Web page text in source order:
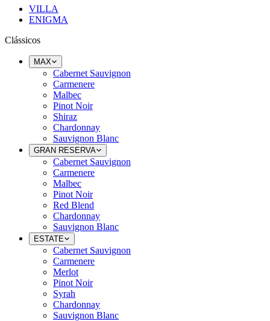
VILLA
ENIGMA
Clássicos
MAX
Cabernet Sauvignon
Carmenere
Malbec
Pinot Noir
Shiraz
Chardonnay
Sauvignon Blanc
GRAN RESERVA
Cabernet Sauvignon
Carmenere
Malbec
Pinot Noir
Red Blend
Chardonnay
Sauvignon Blanc
ESTATE
Cabernet Sauvignon
Carmenere
Merlot
Pinot Noir
Syrah
Chardonnay
Sauvignon Blanc